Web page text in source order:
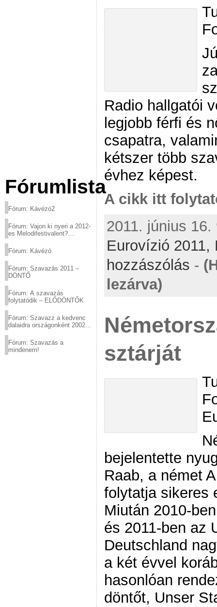
Fórumlista
Fórum: Kávézó2
Fórum: Vajon ki nyeri a 2012-
es Melodifestivalent?
Fórum: Kávézó
Fórum: Szavazás 2011 –
DÖNTŐ
Fórum: A szavazás
folytatódik – ELŐDÖNTŐK
Fórum: Szavazz a kedvenc
dalaidra országonként 2002
Fórum: Szavazás a
mindenem!
Radio hallgatói
legjobb férfi és
csapatra,
kétszer több
évhez képest.
A cikk itt
2011. június
Eurovízió 2011,
hozzászólás -
lezárva)
sztárját
bejelentette
Raab, a német
folytatja sikeres
Miután 2010-
és 2011-ben az
Deutschland
a két évvel
hasonlóan
döntőt, Unser